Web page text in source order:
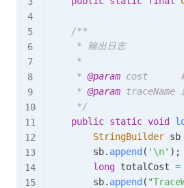
/**
     * 输出日志
     *
     *
@param cost
     *
@param traceName
     */
public static void
StringBuilder sb
        sb
. append ( '\n' ) ;
long totalCost =
        sb
. append (